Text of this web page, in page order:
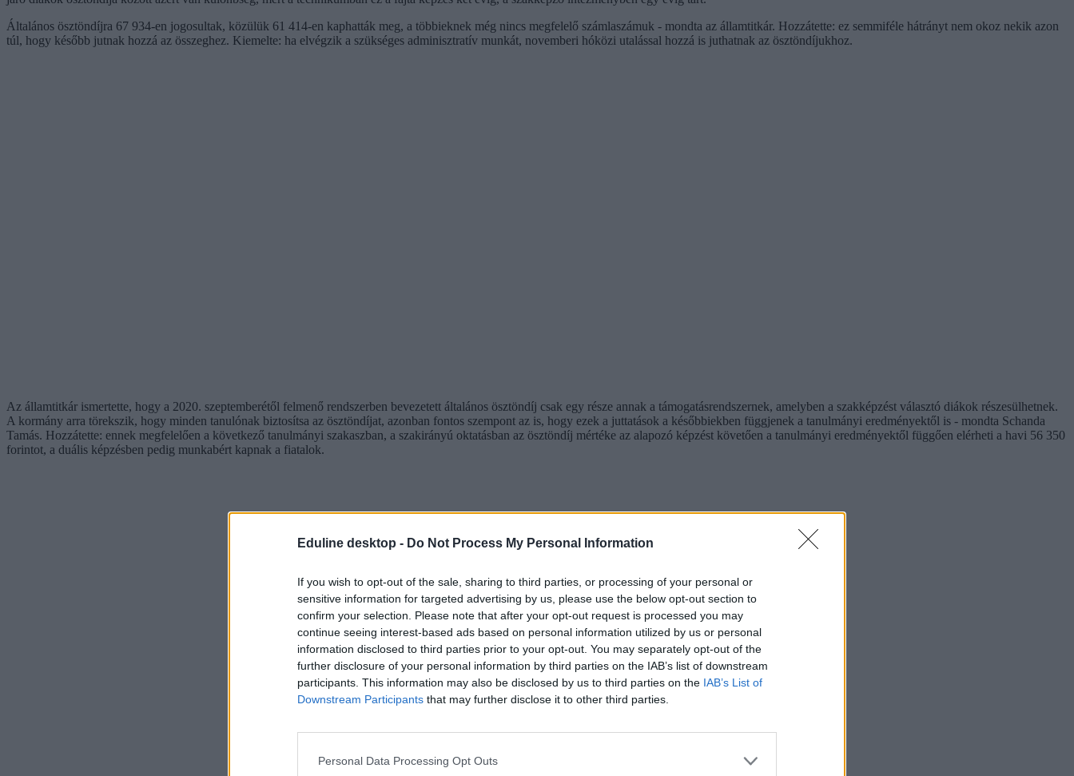
Eduline desktop - Do Not Process My Personal Information
If you wish to opt-out of the sale, sharing to third parties, or processing of your personal or
sensitive information for targeted advertising by us, please use the below opt-out section to
confirm your selection. Please note that after your opt-out request is processed you may
continue seeing interest-based ads based on personal information utilized by us or personal
information disclosed to third parties prior to your opt-out. You may separately opt-out of the
further disclosure of your personal information by third parties on the IAB’s list of downstream
participants. This information may also be disclosed by us to third parties on the IAB’s List of
Downstream Participants that may further disclose it to other third parties.
Personal Data Processing Opt Outs
Általános ösztöndíjra 67 934-en jogosultak, közülük 61 414-en kaphatták meg, a többieknek még nincs megfelelő számlaszámuk - mondta az államtitkár. Hozzátette: ez semmiféle hátrányt nem okoz nekik azon
túl, hogy később jutnak hozzá az összeghez. Kiemelte: ha elvégzik a szükséges adminisztratív munkát, novemberi hóközi utalással hozzá is juthatnak az ösztöndíjukhoz.
Az államtitkár ismertette, hogy a 2020. szeptemberétől felmenő rendszerben bevezetett általános ösztöndíj csak egy része annak a támogatásrendszernek, amelyben a szakképzést választó diákok részesülhetnek.
A kormány arra törekszik, hogy minden tanulónak biztosítsa az ösztöndíjat, azonban fontos szempont az is, hogy ezek a juttatások a későbbiekben függjenek a tanulmányi eredményektől is - mondta Schanda
Tamás. Hozzátette: ennek megfelelően a következő tanulmányi szakaszban, a szakirányú oktatásban az ösztöndíj mértéke az alapozó képzést követően a tanulmányi eredményektől függően elérheti a havi 56 350
forintot, a duális képzésben pedig munkabért kapnak a fiatalok.